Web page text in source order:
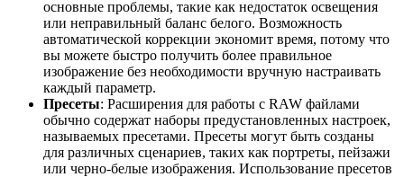
основные проблемы, такие как недостаток освещения
или неправильный баланс белого. Возможность
автоматической коррекции экономит время, потому что
вы можете быстро получить более правильное
изображение без необходимости вручную настраивать
каждый параметр.
Пресеты: Расширения для работы с RAW файлами
обычно содержат наборы предустановленных настроек,
называемых пресетами. Пресеты могут быть созданы
для различных сценариев, таких как портреты, пейзажи
или черно-белые изображения. Использование пресетов